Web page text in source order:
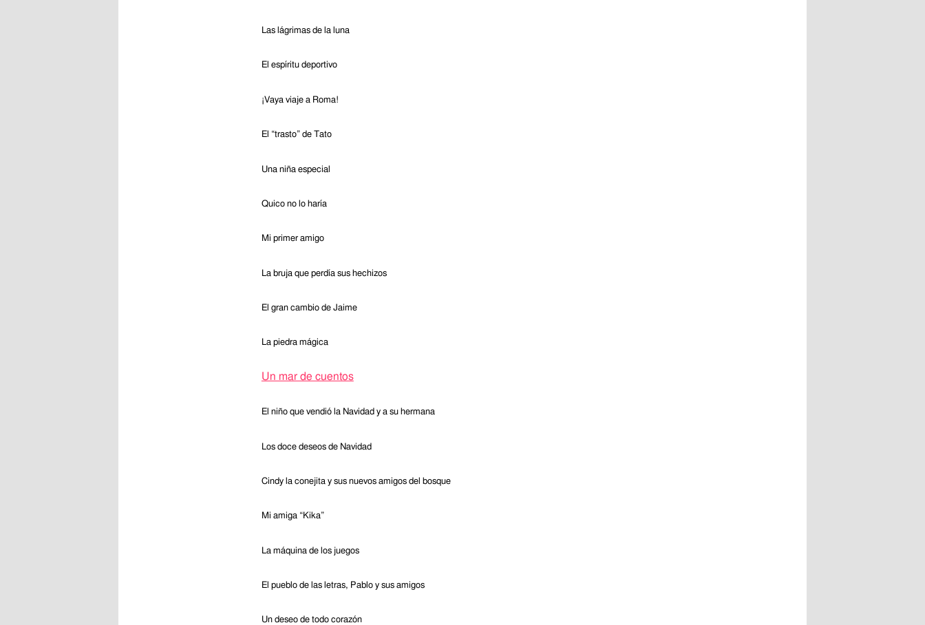
Las lágrimas de la luna
El espíritu deportivo
¡Vaya viaje a Roma!
El “trasto” de Tato
Una niña especial
Quico no lo haría
Mi primer amigo
La bruja que perdía sus hechizos
El gran cambio de Jaime
La piedra mágica
Un mar de cuentos
El niño que vendió la Navidad y a su hermana
Los doce deseos de Navidad
Cindy la conejita y sus nuevos amigos del bosque
Mi amiga “Kika”
La máquina de los juegos
El pueblo de las letras, Pablo y sus amigos
Un deseo de todo corazón